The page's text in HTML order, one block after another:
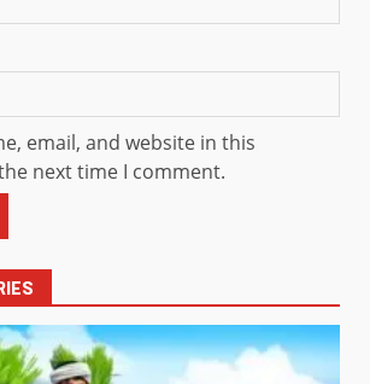
email, and website in this
next time I comment.